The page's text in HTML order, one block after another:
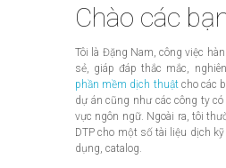
Chào các
Tôi là Đặng Nam, công việc
sẻ, giáp đáp thắc mắc,
phần mềm dịch thuậtcho các
dự án cũng như các công ty
vực ngôn ngữ. Ngoài ra, tôi
DTP cho một số tài liệu dịch
dụng, catalog.